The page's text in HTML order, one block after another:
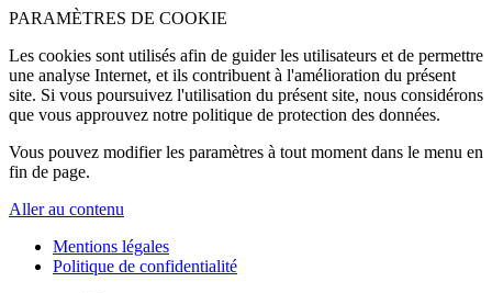
PARAMÈTRES DE COOKIE
Les cookies sont utilisés afin de guider les utilisateurs et de permettre
une analyse Internet, et ils contribuent à l'amélioration du présent
site. Si vous poursuivez l'utilisation du présent site, nous considérons
que vous approuvez notre politique de protection des données.
Vous pouvez modifier les paramètres à tout moment dans le menu en
fin de page.
Aller au contenu
Mentions légales
Politique de confidentialité